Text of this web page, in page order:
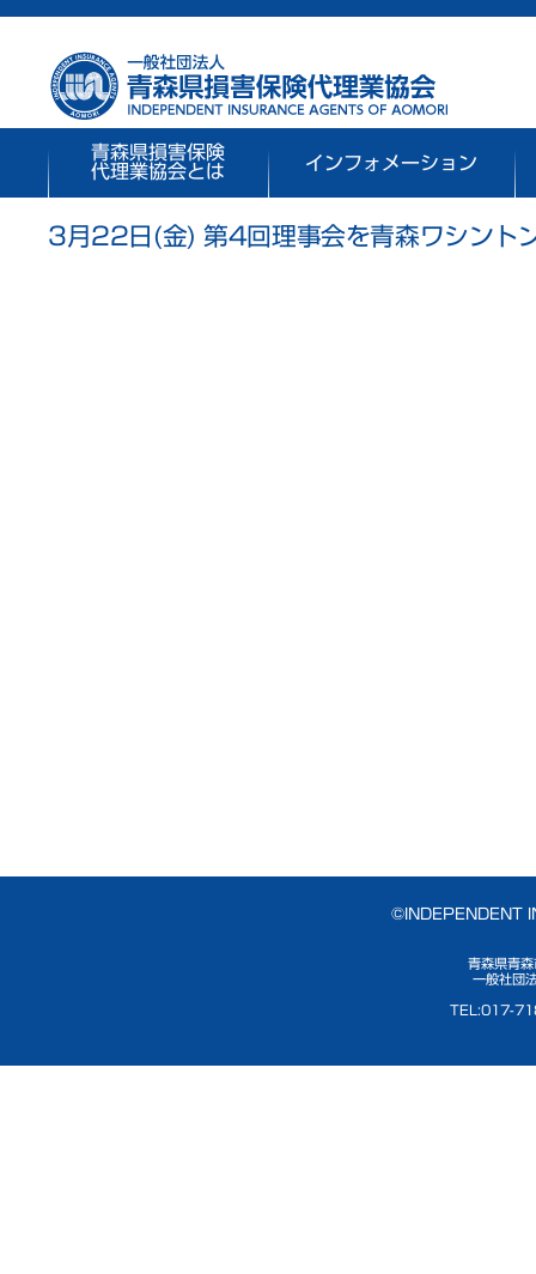
青森県損害保険
代理業協会とは
インフォメーション
3月22日(金) 第4回理事会を青森ワシント
©INDEPENDENT
青森県青
一般社団
TEL:017-